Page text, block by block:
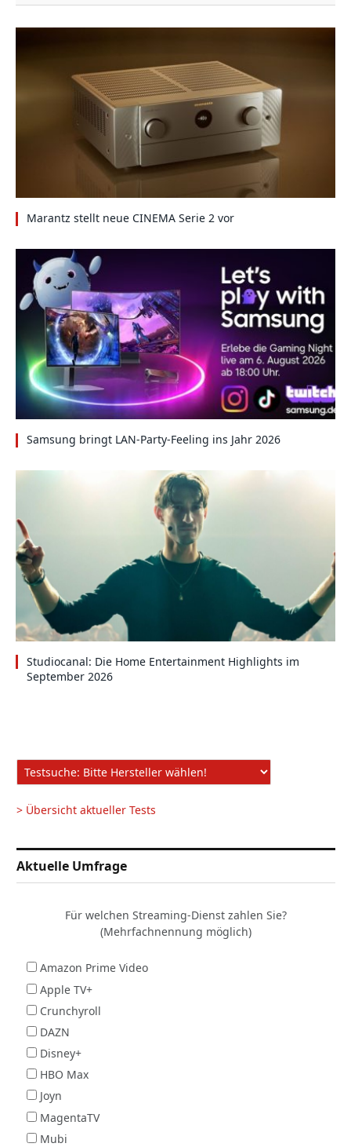
Marantz stellt neue CINEMA Serie 2 vor
Samsung bringt LAN-Party-Feeling ins Jahr 2026
Studiocanal: Die Home Entertainment Highlights im
September 2026
> Übersicht aktueller Tests
Aktuelle Umfrage
Für welchen Streaming-Dienst zahlen Sie?
(Mehrfachnennung möglich)
Amazon Prime Video
Apple TV+
Crunchyroll
DAZN
Disney+
HBO Max
Joyn
MagentaTV
Mubi